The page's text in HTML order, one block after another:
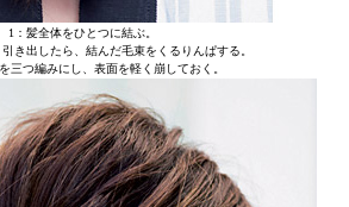
1：髪全体をひとつに結ぶ。
き出したら、結んだ毛束をくるりんぱする。
三つ編みにし、表面を軽く崩しておく。